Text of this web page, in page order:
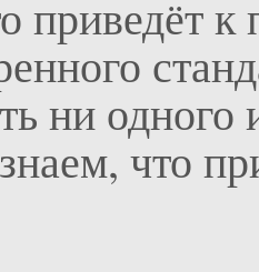
приведёт
ни одного
что